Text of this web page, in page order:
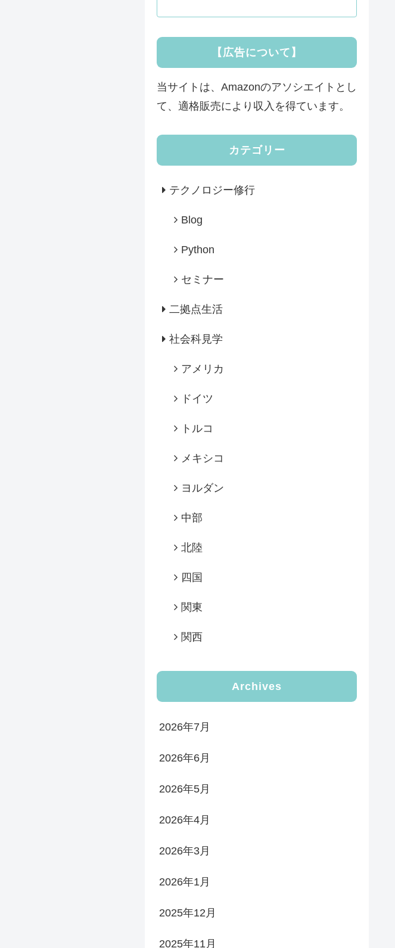
【広告について】
当サイトは、Amazonのアソシエイトとし
て、適格販売により収入を得ています。
カテゴリー
テクノロジー修行
Blog
Python
セミナー
二拠点生活
社会科見学
アメリカ
ドイツ
トルコ
メキシコ
ヨルダン
中部
北陸
四国
関東
関西
Archives
2026年7月
2026年6月
2026年5月
2026年4月
2026年3月
2026年1月
2025年12月
2025年11月